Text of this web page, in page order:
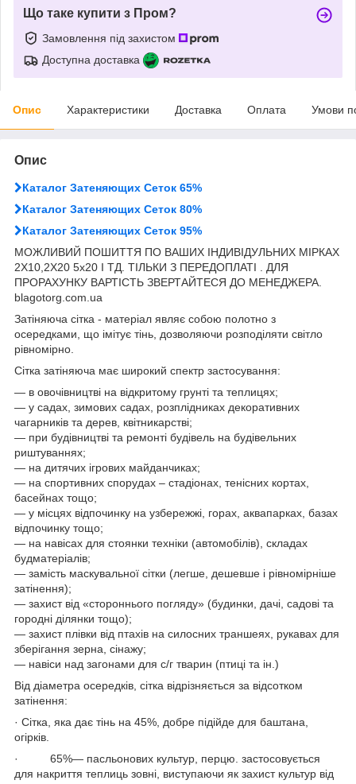
Що таке купити з Пром?
Замовлення під захистом
Доступна доставка
Опис Характеристики Доставка Оплата Умови
Опис
Каталог Затеняющих Сеток 65%
Каталог Затеняющих Сеток 80%
Каталог Затеняющих Сеток 95%
МОЖЛИВИЙ ПОШИТТЯ ПО ВАШИХ ІНДИВІДУЛЬНИХ МІРКАХ
2Х10,2Х20 5х20 І ТД. ТІЛЬКИ З ПЕРЕДОПЛАТІ . ДЛЯ
ПРОРАХУНКУ ВАРТІСТЬ ЗВЕРТАЙТЕСЯ ДО МЕНЕДЖЕРА.
blagotorg.com.ua
Затіняюча сітка - матеріал являє собою полотно з
осередками, що імітує тінь, дозволяючи розподіляти світло
рівномірно.
Сітка затіняюча має широкий спектр застосування:
― в овочівництві на відкритому грунті та теплицях;
― у садах, зимових садах, розплідниках декоративних
чагарників та дерев, квітникарстві;
― при будівництві та ремонті будівель на будівельних
риштуваннях;
― на дитячих ігрових майданчиках;
― на спортивних спорудах – стадіонах, тенісних кортах,
басейнах тощо;
― у місцях відпочинку на узбережжі, горах, аквапарках, базах
відпочинку тощо;
― на навісах для стоянки техніки (автомобілів), складах
будматеріалів;
― замість маскувальної сітки (легше, дешевше і рівномірніше
затінення);
― захист від «стороннього погляду» (будинки, дачі, садові та
городні ділянки тощо);
― захист плівки від птахів на силосних траншеях, рукавах для
зберігання зерна, сінажу;
― навіси над загонами для с/г тварин (птиці та ін.)
Від діаметра осередків, сітка відрізняється за відсотком
затінення:
· Сітка, яка дає тінь на 45%, добре підійде для баштана,
огірків.
· 65%— пасльонових культур, перцю. застосовується
для накриття теплиць зовні, виступаючи як захист культур від